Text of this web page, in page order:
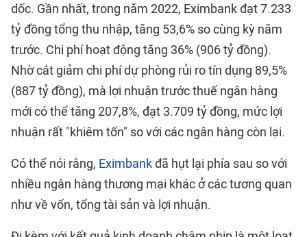
dốc. Gần nhất, trong năm 2022, Eximbank đạt 7.233
tỷ đồng tổng thu nhập, tăng 53,6% so cùng kỳ năm
trước. Chi phí hoạt động tăng 36% (906 tỷ đồng).
Nhờ cắt giảm chi phí dự phòng rủi ro tín dụng 89,5%
(887 tỷ đồng), mà lợi nhuận trước thuế ngân hàng
mới có thể tăng 207,8%, đạt 3.709 tỷ đồng, mức lợi
nhuận rất "khiêm tốn" so với các ngân hàng còn lại.
Có thể nói rằng, Eximbankđã hụt lại phía sau so với
nhiều ngân hàng thương mại khác ở các tương quan
như về vốn, tổng tài sản và lợi nhuận.